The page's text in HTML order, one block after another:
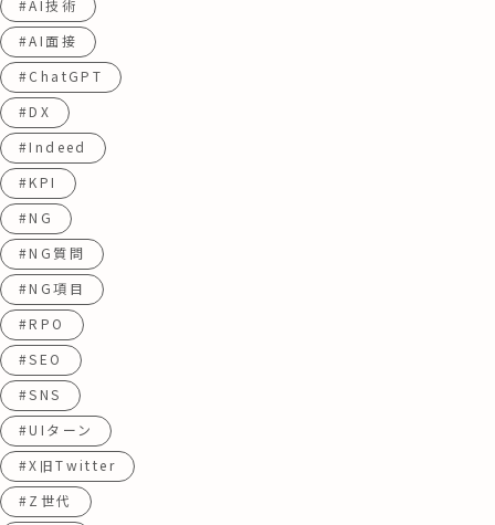
#AI技術
#AI面接
#ChatGPT
#DX
#Indeed
#KPI
#NG
#NG質問
#NG項目
#RPO
#SEO
#SNS
#UIターン
#X旧Twitter
#Z世代